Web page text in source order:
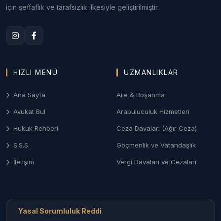
Anlaşmalı ve çekişmeli boşanma davaları; özellikle
ve uluslararası mal paylaşımı süreçleri.
Ağır ceza mahkemelerinde; turizm bölgelerindeki
davalarında etkili savunma stratejileri.
doğan ticari alacaklar, ürün hasarı tazminatları ve
tedarik sözleşmeleri ihtilafları.
Avukat Erişimi
için şeffaflık ve tarafsızlık ilkesiyle geliştirilmiştir.
HIZLI MENÜ
Ana Sayfa
Avukat Bul
Hukuk Rehberi
S.S.S.
İletişim
UZMANLIKLAR
Aile & Boşanma
Arabuluculuk Hizmetleri
Ceza Davaları (Ağır Ceza)
Göçmenlik ve Vatandaşlık
Vergi Davaları ve Cezaları
Yasal Sorumluluk Reddi